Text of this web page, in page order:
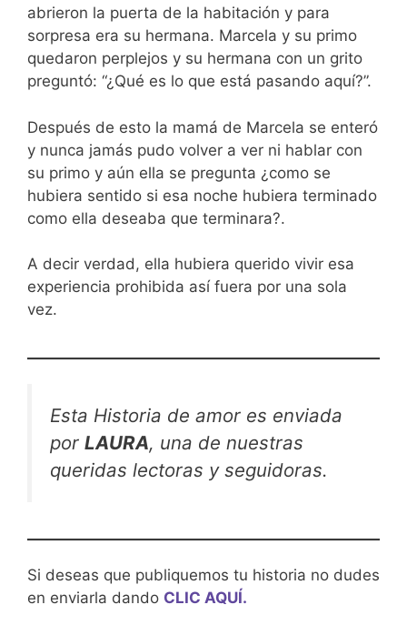
abrieron la puerta de la habitación y para
sorpresa era su hermana. Marcela y su primo
quedaron perplejos y su hermana con un grito
preguntó: “¿Qué es lo que está pasando aquí?”.
Después de esto la mamá de Marcela se enteró
y nunca jamás pudo volver a ver ni hablar con
su primo y aún ella se pregunta ¿como se
hubiera sentido si esa noche hubiera terminado
como ella deseaba que terminara?.
A decir verdad, ella hubiera querido vivir esa
experiencia prohibida así fuera por una sola
vez.
Esta Historia de amor es enviada
por LAURA, una de nuestras
queridas lectoras y seguidoras.
Si deseas que publiquemos tu historia no dudes
en enviarla dando CLIC AQUÍ.